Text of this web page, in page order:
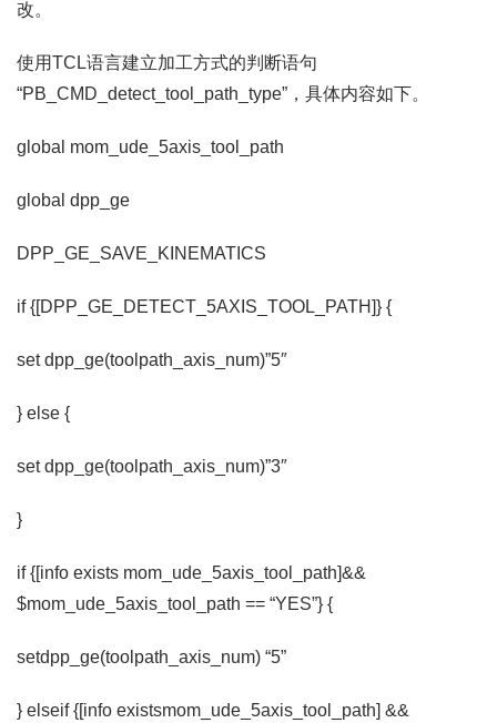
改。
使用TCL语言建立加工方式的判断语句
“PB_CMD_detect_tool_path_type”，具体内容如下。
global mom_ude_5axis_tool_path
global dpp_ge
DPP_GE_SAVE_KINEMATICS
if {[DPP_GE_DETECT_5AXIS_TOOL_PATH]} {
set dpp_ge(toolpath_axis_num)”5″
} else {
set dpp_ge(toolpath_axis_num)”3″
}
if {[info exists mom_ude_5axis_tool_path]&&
$mom_ude_5axis_tool_path == “YES”} {
setdpp_ge(toolpath_axis_num) “5”
} elseif {[info existsmom_ude_5axis_tool_path] &&